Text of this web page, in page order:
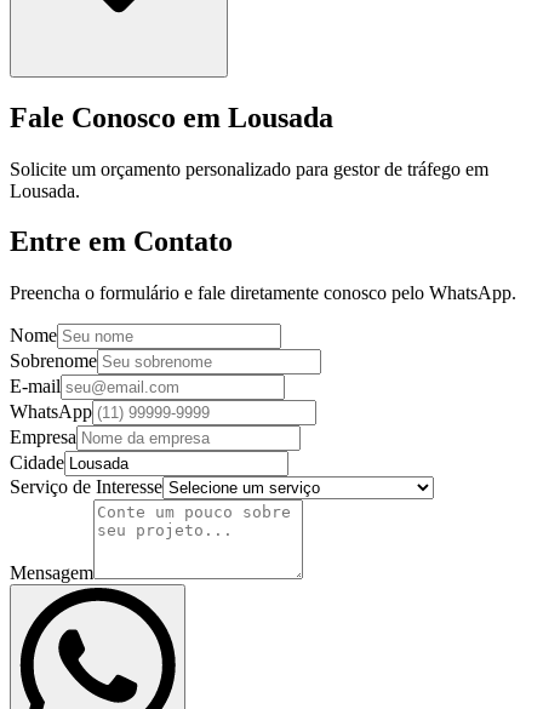
Fale Conosco em Lousada
Solicite um orçamento personalizado para gestor de tráfego em
Lousada.
Entre em Contato
Preencha o formulário e fale diretamente conosco pelo WhatsApp.
Nome
Sobrenome
E-mail
WhatsApp
Empresa
Cidade
Serviço de Interesse
Mensagem